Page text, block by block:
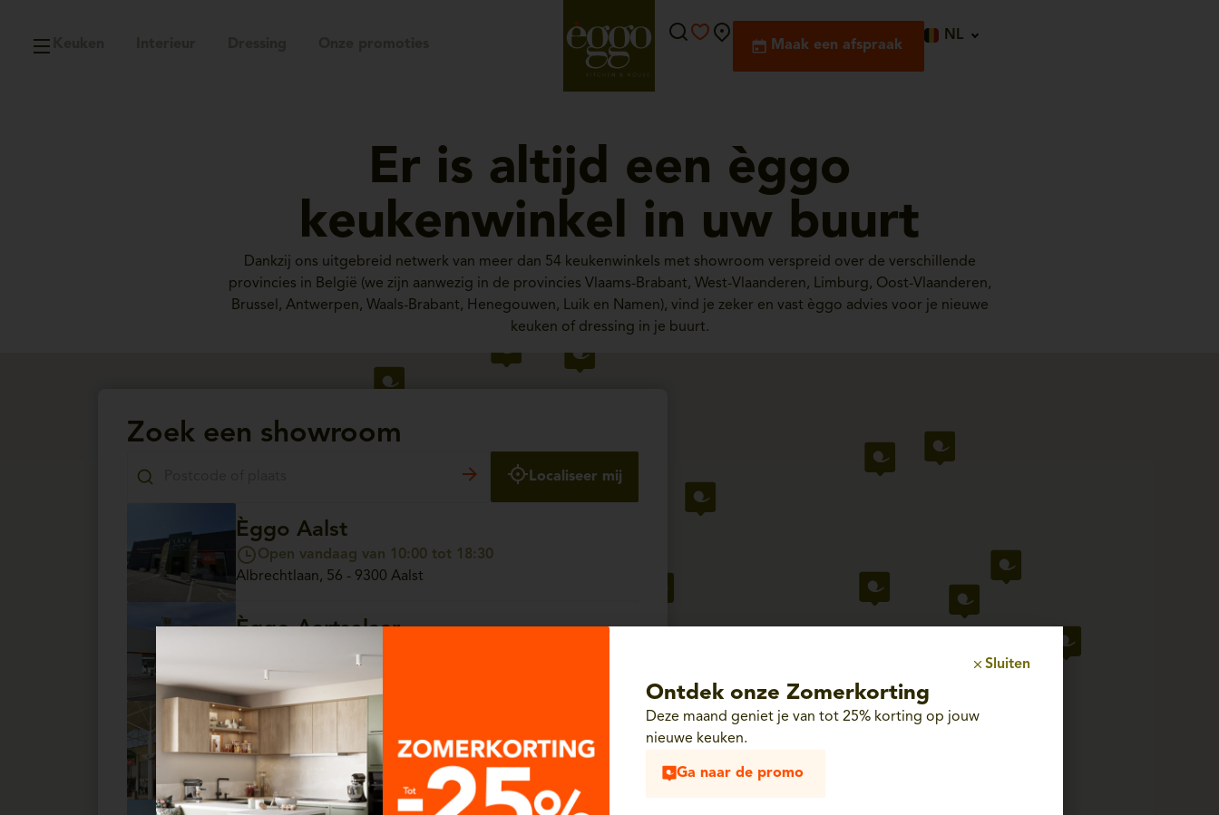
Maak een afspraak
NL
Er is altijd een èggo
keukenwinkel in uw buurt
Dankzij ons uitgebreid netwerk van meer dan 54 keukenwinkels met showroom verspreid over de verschillende
provincies in België (we zijn aanwezig in de provincies Vlaams-Brabant, West-Vlaanderen, Limburg, Oost-Vlaanderen,
Brussel, Antwerpen, Waals-Brabant, Henegouwen, Luik en Namen), vind je zeker en vast èggo advies voor je nieuwe
keuken of dressing in je buurt.
Zoek een showroom
Localiseer mij
Èggo Aalst
Open vandaag van 10:00 tot 18:30
Albrechtlaan, 56 - 9300 Aalst
Èggo Aartselaar
Open vandaag van 10:00 tot 18:30
Antwerpsesteenweg, 13/4 - 2630 Aartselaar
Èggo Arlon
Open vandaag van 10:00 tot 18:30
Parc Commercial Hydrion, Unit 65 - 6700 Arlon
Sluiten
Ontdek onze Zomerkorting
Deze maand geniet je van tot 25% korting op jouw
nieuwe keuken.
Ga naar de promo